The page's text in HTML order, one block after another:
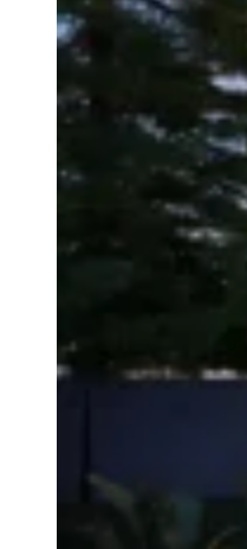
1.2 Onder “de
gemachtigde(n),
1.3 Op alle
1.4 Indien één of
de algemene
vernietigde
1.5 De
Artikel 2
een termijn niet
2.2 Een offerte -